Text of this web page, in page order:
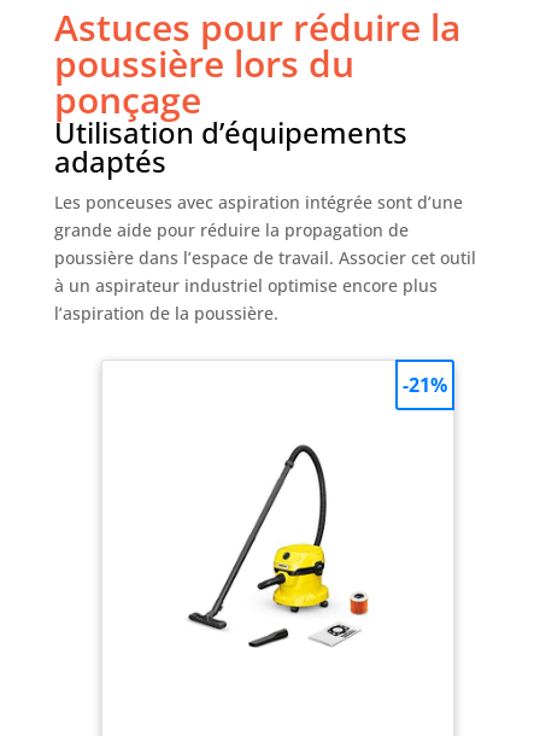
Astuces pour réduire la
poussière lors du
ponçage
Utilisation d’équipements
adaptés
Les ponceuses avec aspiration intégrée sont d’une
grande aide pour réduire la propagation de
poussière dans l’espace de travail. Associer cet outil
à un aspirateur industriel optimise encore plus
l’aspiration de la poussière.
-21%